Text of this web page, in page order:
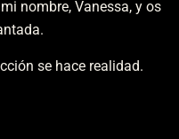
nombre, Vanessa, y os
se hace realidad.